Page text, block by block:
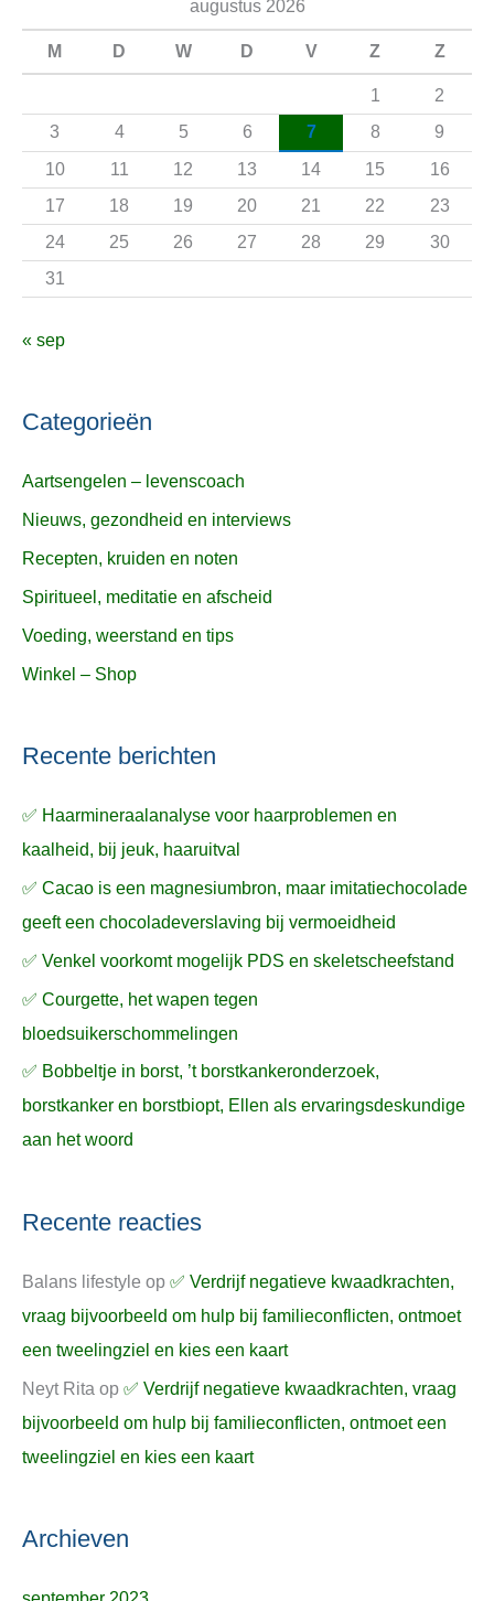
a
r
:
augustus 2026
M D W D V Z Z
1
2
3
4 5 6 7 8
9
10
11 12 13 14 15
16
17
18 19 20 21 22
23
24
25 26 27 28 29
30
31
« sep
Categorieën
Aartsengelen – levenscoach
Nieuws, gezondheid en interviews
Recepten, kruiden en noten
Spiritueel, meditatie en afscheid
Voeding, weerstand en tips
Winkel – Shop
Recente berichten
✅ Haarmineraalanalyse voor haarproblemen en
kaalheid, bij jeuk, haaruitval
✅ Cacao is een magnesiumbron, maar imitatiechocolade
geeft een chocoladeverslaving bij vermoeidheid
✅ Venkel voorkomt mogelijk PDS en skeletscheefstand
✅ Courgette, het wapen tegen
bloedsuikerschommelingen
✅ Bobbeltje in borst, ’t borstkankeronderzoek,
borstkanker en borstbiopt, Ellen als ervaringsdeskundige
aan het woord
Recente reacties
Balans lifestyle op ✅ Verdrijf negatieve kwaadkrachten,
vraag bijvoorbeeld om hulp bij familieconflicten, ontmoet
een tweelingziel en kies een kaart
Neyt Rita op ✅ Verdrijf negatieve kwaadkrachten, vraag
bijvoorbeeld om hulp bij familieconflicten, ontmoet een
tweelingziel en kies een kaart
Archieven